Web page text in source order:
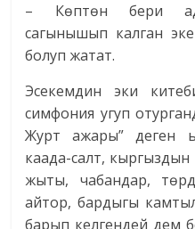
– Көптөн бери
сагынышып калган
болуп жатат.
Эсекемдин эки
симфония угуп
Журт ажары” деген
каада-салт,
жыты, чабандар,
айтор, бардыгы
барып келгендей дем